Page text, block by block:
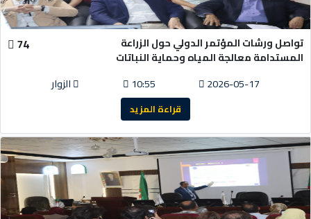
تواصل ورشات المؤتمر الدولي حول الزراعة
المستدامة معالجة المياه وحماية النباتات
74
2026-05-17
10:55 الزوار
قراءة المزيد